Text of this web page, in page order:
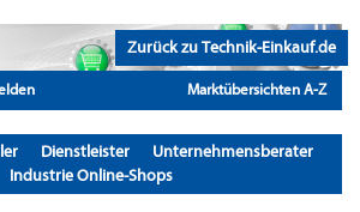
Zurück zu Technik-Einkauf.de
Marktübersichten A-Z
Dienstleister
Unternehmensberater
Industrie Online-Shops